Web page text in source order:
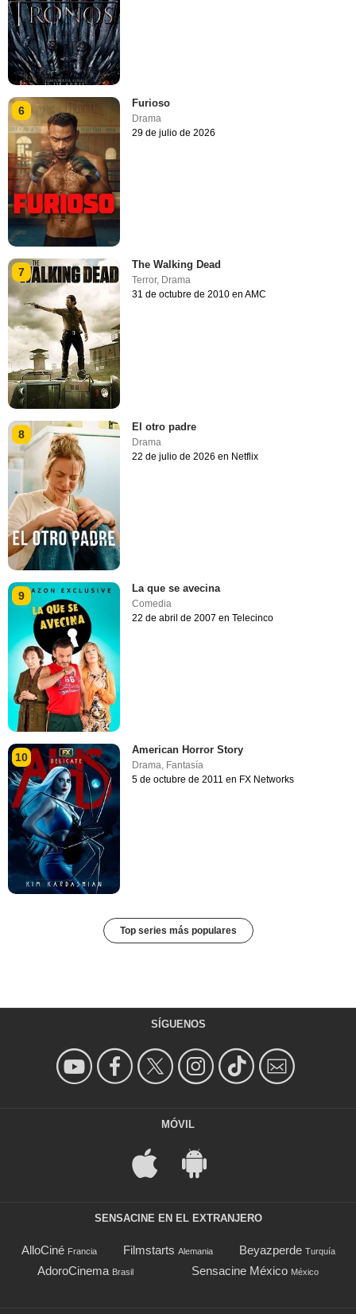
6
Furioso
Drama
29 de julio de 2026
7
The Walking Dead
Terror, Drama
31 de octubre de 2010 en AMC
8
El otro padre
Drama
22 de julio de 2026 en Netflix
9
La que se avecina
Comedia
22 de abril de 2007 en Telecinco
10
American Horror Story
Drama, Fantasía
5 de octubre de 2011 en FX Networks
Top series más populares
SÍGUENOS
MÓVIL
SENSACINE EN EL EXTRANJERO
AlloCiné Francia Filmstarts Alemania Beyazperde Turquía
AdoroCinema Brasil Sensacine México México